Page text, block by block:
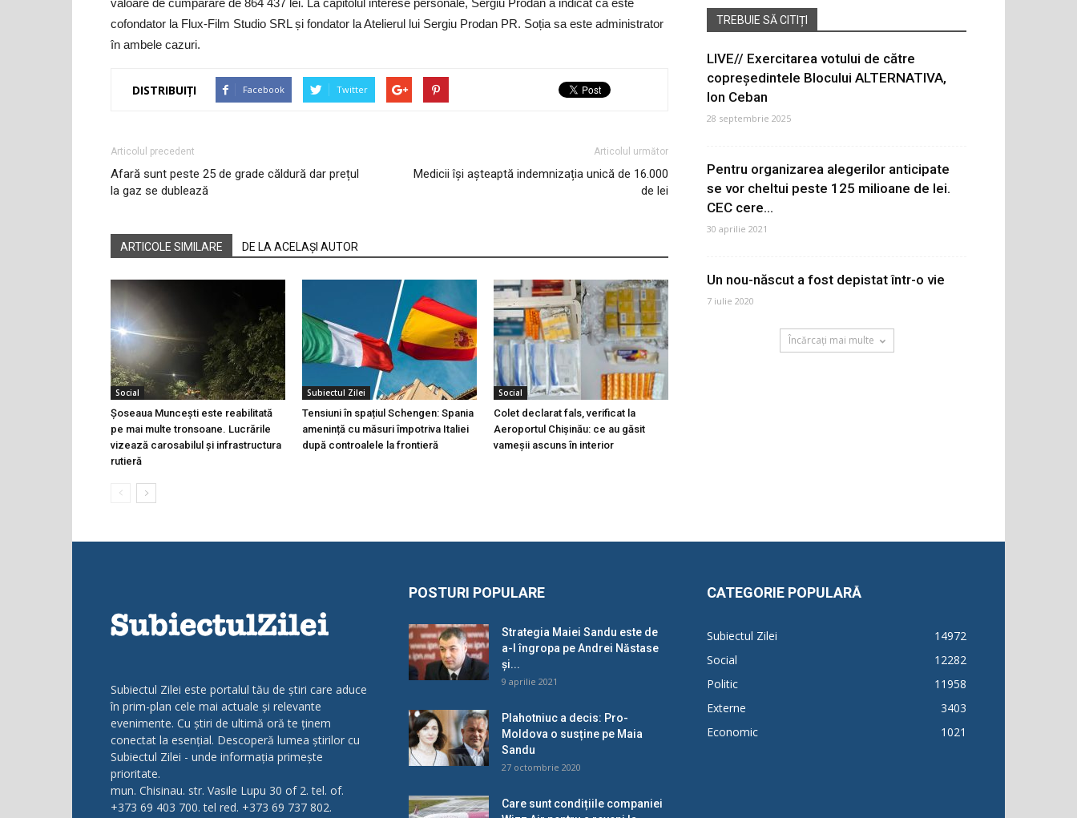
valoare de cumpărare de 864 437 lei. La capitolul interese personale, Sergiu Prodan a indicat că este
cofondator la Flux-Film Studio SRL și fondator la Atelierul lui Sergiu Prodan PR. Soția sa este administrator
în ambele cazuri.
DISTRIBUIȚI Facebook Twitter
Articolul precedent
Afară sunt peste 25 de grade căldură dar prețul
la gaz se dublează
Articolul următor
Medicii își așteaptă indemnizația unică de 16.000
de lei
ARTICOLE SIMILARE DE LA ACELAȘI AUTOR
Social
Șoseaua Muncești este reabilitată
pe mai multe tronsoane. Lucrările
vizează carosabilul și infrastructura
rutieră
Subiectul Zilei
Tensiuni în spațiul Schengen: Spania
amenință cu măsuri împotriva Italiei
după controalele la frontieră
Social
Colet declarat fals, verificat la
Aeroportul Chișinău: ce au găsit
vameșii ascuns în interior
TREBUIE SĂ CITIȚI
LIVE// Exercitarea votului de către
copreședintele Blocului ALTERNATIVA,
Ion Ceban
28 septembrie 2025
Pentru organizarea alegerilor anticipate
se vor cheltui peste 125 milioane de lei.
CEC cere...
30 aprilie 2021
Un nou-născut a fost depistat într-o vie
7 iulie 2020
Încărcați mai multe
Subiectul Zilei este portalul tău de știri care aduce
în prim-plan cele mai actuale și relevante
evenimente. Cu știri de ultimă oră te ținem
conectat la esențial. Descoperă lumea știrilor cu
Subiectul Zilei - unde informația primește
prioritate.
mun. Chisinau. str. Vasile Lupu 30 of 2. tel. of.
+373 69 403 700. tel red. +373 69 737 802.
POSTURI POPULARE
Strategia Maiei Sandu este de
a-l îngropa pe Andrei Năstase
și...
9 aprilie 2021
Plahotniuc a decis: Pro-
Moldova o susține pe Maia
Sandu
27 octombrie 2020
Care sunt condițiile companiei
CATEGORIE POPULARĂ
Subiectul Zilei
14972
Social
12282
Politic
11958
Externe
3403
Economic
1021